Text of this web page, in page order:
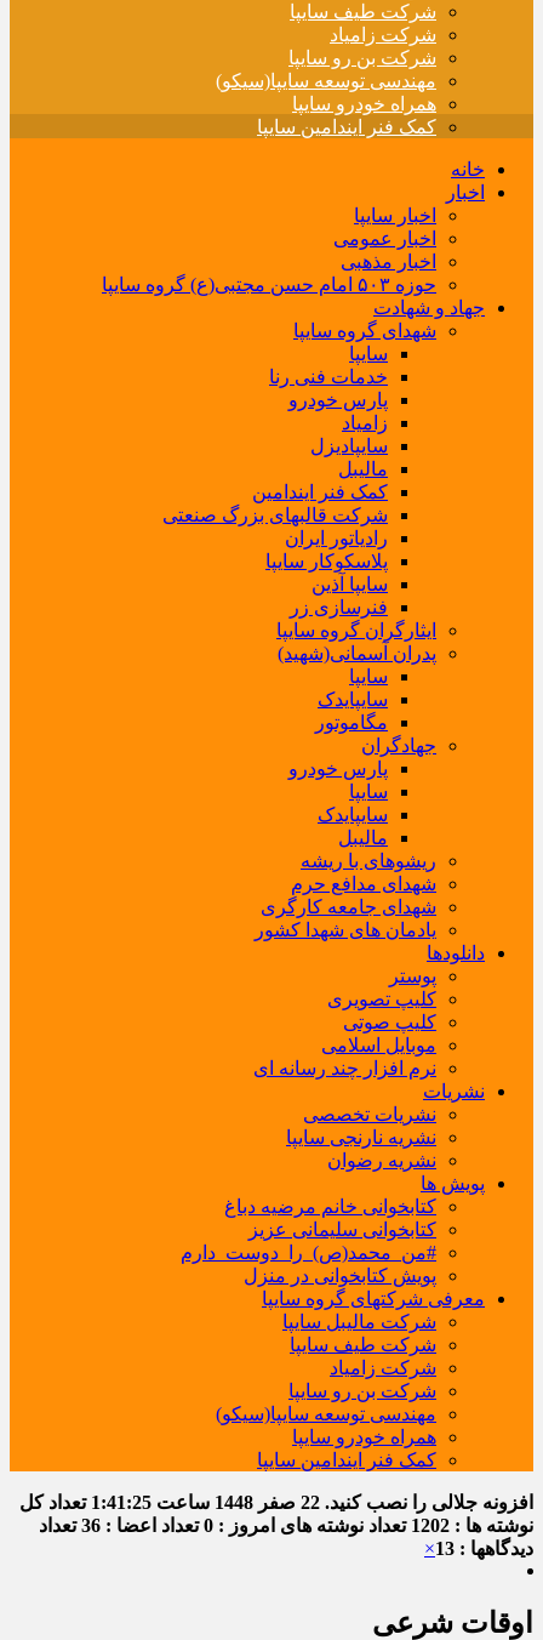
شرکت طیف سایپا
شرکت زامیاد
شرکت بن رو سایپا
مهندسی توسعه سایپا(سیکو)
همراه خودرو سایپا
کمک فنر ایندامین سایپا
خانه
اخبار
اخبار سایپا
اخبار عمومی
اخبار مذهبی
حوزه ۵۰۳ امام حسن مجتبی(ع) گروه سایپا
جهاد و شهادت
شهدای گروه سایپا
سایپا
خدمات فنی رنا
پارس خودرو
زامیاد
سایپادیزل
مالیبل
کمک فنر ایندامین
شرکت قالبهای بزرگ صنعتی
رادیاتور ایران
پلاسکوکار سایپا
سایپا آذین
فنرسازی زر
ایثارگران گروه سایپا
پدران آسمانی(شهید)
سایپا
سایپایدک
مگاموتور
جهادگران
پارس خودرو
سایپا
سایپایدک
مالیبل
ریشوهای با ریشه
شهدای مدافع حرم
شهدای جامعه کارگری
یادمان های شهدا کشور
دانلودها
پوستر
کلیپ تصویری
کلیپ صوتی
موبایل اسلامی
نرم افزار چند رسانه ای
نشریات
نشریات تخصصی
نشریه نارنجی سایپا
نشریه رضوان
پویش ها
کتابخوانی خانم مرضیه دباغ
کتابخوانی سلیمانی عزیز
#من_محمد(ص)_را_دوست_دارم
پویش کتابخوانی در منزل
معرفی شرکتهای گروه سایپا
شرکت مالیبل سایپا
شرکت طیف سایپا
شرکت زامیاد
شرکت بن رو سایپا
مهندسی توسعه سایپا(سیکو)
همراه خودرو سایپا
کمک فنر ایندامین سایپا
افزونه جلالی را نصب کنید. 22 صفر 1448 ساعت 1:41:25 تعداد کل
نوشته ها : 1202
تعداد نوشته های امروز : 0 تعداد اعضا : 36
تعداد
دیدگاهها : 13
×
اوقات شرعی